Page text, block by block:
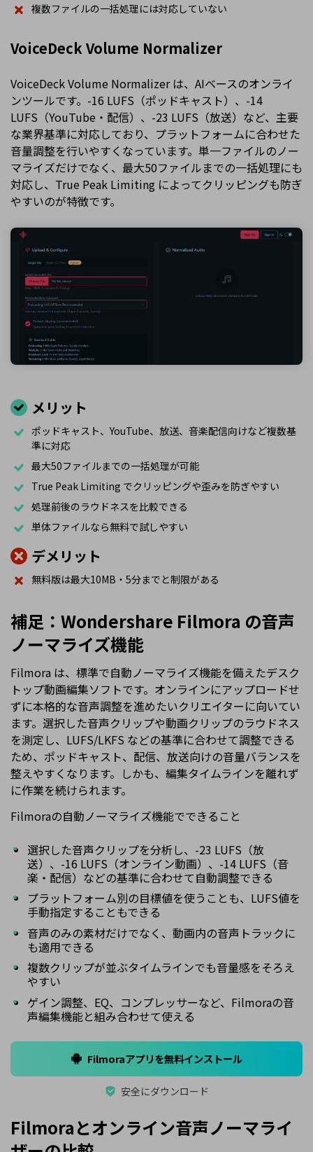
複数ファイルの一括処理には対応していない
VoiceDeck Volume Normalizer
VoiceDeck Volume Normalizer は、AIベースのオンライ
ンツールです。-16 LUFS（ポッドキャスト）、-14
LUFS（YouTube・配信）、-23 LUFS（放送）など、主要
な業界基準に対応しており、プラットフォームに合わせた
音量調整を行いやすくなっています。単一ファイルのノー
マライズだけでなく、最大50ファイルまでの一括処理にも
対応し、True Peak Limiting によってクリッピングも防ぎ
やすいのが特徴です。
メリット
ポッドキャスト、YouTube、放送、音楽配信向けなど複数基
準に対応
最大50ファイルまでの一括処理が可能
True Peak Limiting でクリッピングや歪みを防ぎやすい
処理前後のラウドネスを比較できる
単体ファイルなら無料で試しやすい
デメリット
無料版は最大10MB・5分までと制限がある
補足：Wondershare Filmora の音声
ノーマライズ機能
Filmora は、標準で自動ノーマライズ機能を備えたデスク
トップ動画編集ソフトです。オンラインにアップロードせ
ずに本格的な音声調整を進めたいクリエイターに向いてい
ます。選択した音声クリップや動画クリップのラウドネス
を測定し、LUFS/LKFS などの基準に合わせて調整できる
ため、ポッドキャスト、配信、放送向けの音量バランスを
整えやすくなります。しかも、編集タイムラインを離れず
に作業を続けられます。
Filmoraの自動ノーマライズ機能でできること
選択した音声クリップを分析し、-23 LUFS（放
送）、-16 LUFS（オンライン動画）、-14 LUFS（音
楽・配信）などの基準に合わせて自動調整できる
プラットフォーム別の目標値を使うことも、LUFS値を
手動指定することもできる
音声のみの素材だけでなく、動画内の音声トラックに
も適用できる
複数クリップが並ぶタイムラインでも音量感をそろえ
やすい
ゲイン調整、EQ、コンプレッサーなど、Filmoraの音
声編集機能と組み合わせて使える
Filmoraアプリを無料インストール
安全にダウンロード
Filmoraとオンライン音声ノーマライ